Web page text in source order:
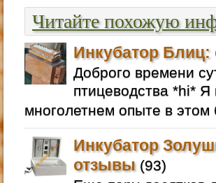
Читайте похожую
Инкубатор Блиц:
Доброго времени
птицеводства *hi*
многолетнем опыте в
Инкубатор
отзывы(93)